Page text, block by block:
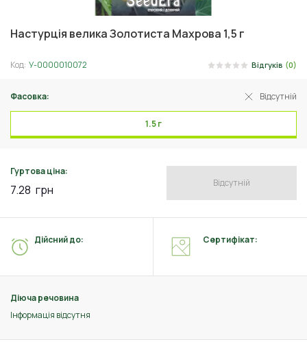
Настурція велика Золотиста Махрова 1,5 г
Код: У-0000010072 Відгуків (0)
Фасовка: Відсутній
1.5 г
Гуртова ціна:
7.28 грн Відсутній
Діюча речовина
Інформація відсутня
Дійсний до: Сертифікат: